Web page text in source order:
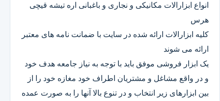
انواع ابزارالات مکانیکی و نجاری و باغبانی اره تیشه قیچی
هرس
کلیه ابزارالات ارائه شده در سایت با ضمانت نامه های معتبر
ارائه می شوند
یک ابزار فروشی موفق باید با توجه به نیاز جامعه هدف خود
و در واقع مشاغل و مشتریان اطراف خود مغازه خود را از
بین ابزارهای زیر انتخاب و در تنوع بالا آنها را به صورت عمده